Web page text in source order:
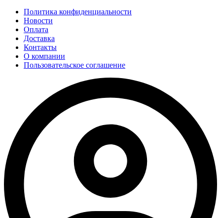
Политика конфиденциальности
Новости
Оплата
Доставка
Контакты
О компании
Пользовательское соглашение